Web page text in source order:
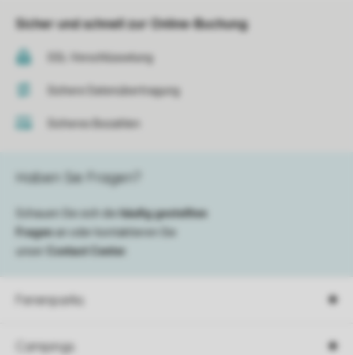
Sicher und schnell zur Online-Buchung
SSL-Verschlüsselung
Sichere Datenübertragung
Sicheres Bezahlen
Ferienparks
Campings
Haben Sie Fragen?
Schauen Sie sich die
häufig gestellten
Fragen an oder kontaktieren Sie
unser
Contact Center